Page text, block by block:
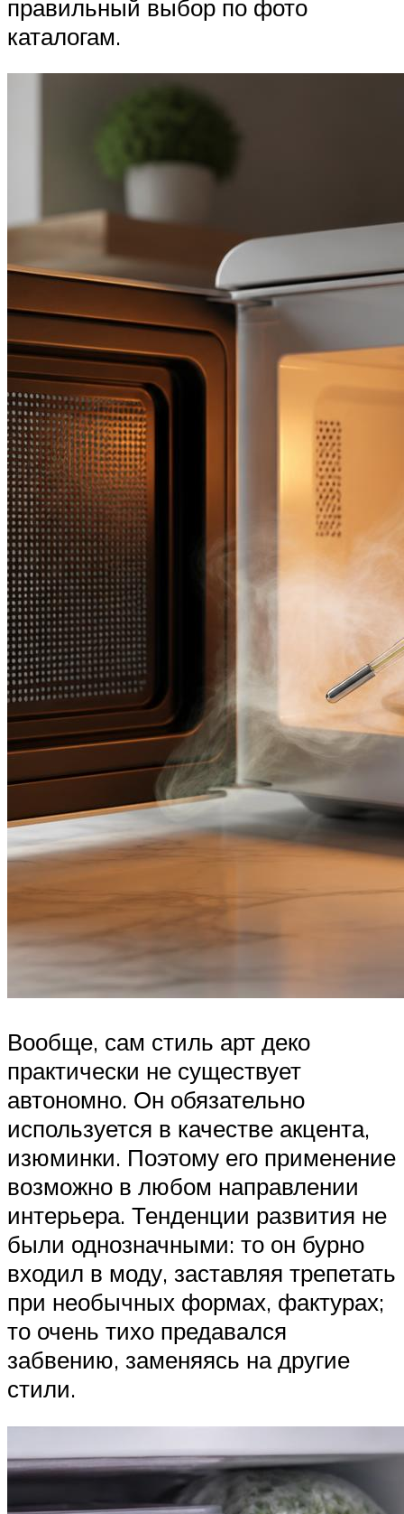
правильный выбор по фото
каталогам.
Вообще, сам стиль арт деко
практически не существует
автономно. Он обязательно
используется в качестве акцента,
изюминки. Поэтому его применение
возможно в любом направлении
интерьера. Тенденции развития не
были однозначными: то он бурно
входил в моду, заставляя трепетать
при необычных формах, фактурах;
то очень тихо предавался
забвению, заменяясь на другие
стили.